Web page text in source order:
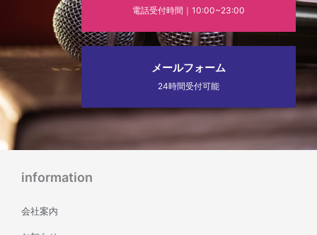
電話受付時間｜10:00~23:00
メールフォーム
24時間受付可能
information
会社案内